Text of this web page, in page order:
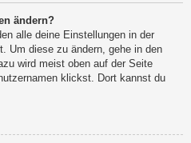
ändern?
alle deine Einstellungen in der
Um diese zu ändern, gehe in den
wird meist oben auf der Seite
klickst. Dort kannst du